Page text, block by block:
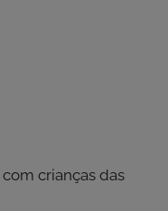
com crianças das